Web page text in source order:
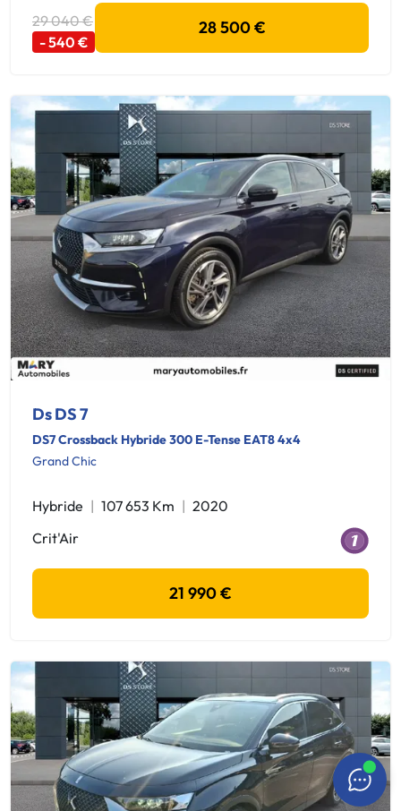
29 040 €
- 540 €
28 500 €
Ds DS 7
DS7 Crossback Hybride 300 E-Tense EAT8 4x4
Grand Chic
Hybride 107 653 Km
2020
Crit'Air
21 990 €